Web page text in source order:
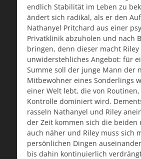
endlich Stabilität im Leben zu
ändert sich radikal, als er den
Nathanyel Pritchard aus einer
Privatklinik abzuholen und nach
bringen, denn dieser macht Riley
unwiderstehliches Angebot: für
Summe soll der junge Mann der
Mitbewohner eines Sonderlings
einer Welt lebt, die von
Kontrolle dominiert wird.
rasseln Nathanyel und Riley
der Zeit kommen sich die beiden
auch näher und Riley muss sich
persönlichen Dingen
bis dahin kontinuierlich